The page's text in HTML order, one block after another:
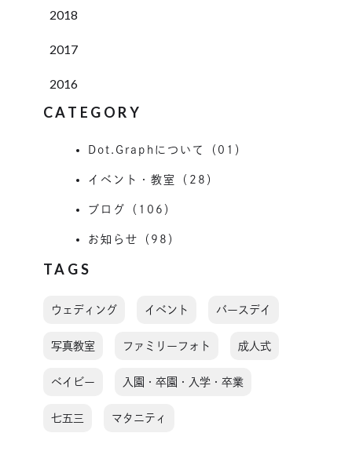
2018
2017
2016
CATEGORY
Dot.Graphについて（01）
イベント・教室（28）
ブログ（106）
お知らせ（98）
TAGS
ウェディング イベント バースデイ
写真教室 ファミリーフォト 成人式
ベイビー 入園・卒園・入学・卒業
七五三 マタニティ